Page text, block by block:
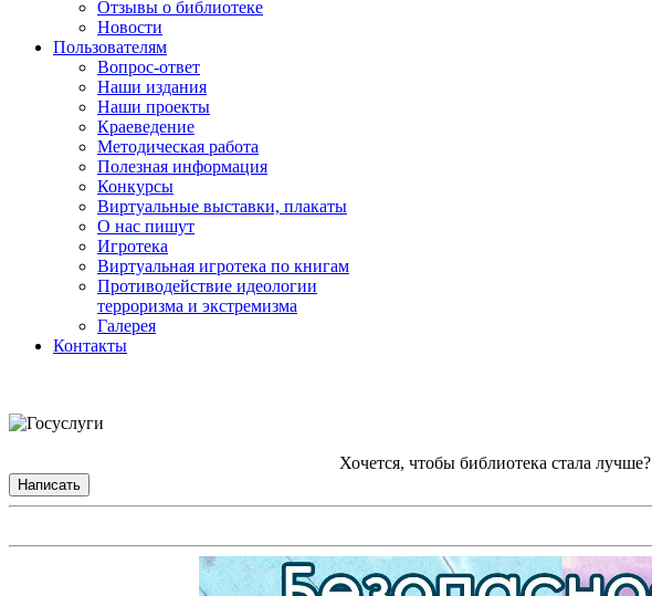
Отзывы о библиотеке
Новости
Пользователям
Вопрос-ответ
Наши издания
Наши проекты
Краеведение
Методическая работа
Полезная информация
Конкурсы
Виртуальные выставки, плакаты
О нас пишут
Игротека
Виртуальная игротека по книгам
Противодействие идеологии
терроризма и экстремизма
Галерея
Контакты
Хочется, чтобы библиотека стала лучше?
Написать